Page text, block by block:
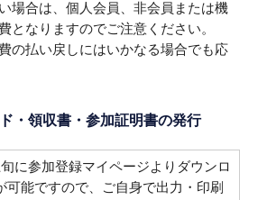
場合は、個人会員、非会員または機
となりますのでご注意ください。
の払い戻しにはいかなる場合でも応
・領収書・参加証明書の発行
に参加登録マイページよりダウンロ
可能ですので、ご自身で出力・印刷